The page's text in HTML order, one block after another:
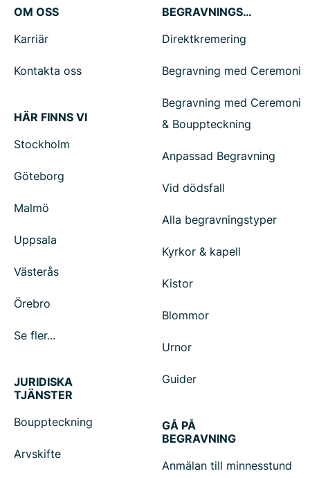
OM OSS
Karriär
Kontakta oss
HÄR FINNS VI
Stockholm
Göteborg
Malmö
Uppsala
Västerås
Örebro
Se fler...
BEGRAVNINGSTJÄNSTER
Direktkremering
Begravning med Ceremoni
Begravning med Ceremoni
& Bouppteckning
Anpassad Begravning
Vid dödsfall
Alla begravningstyper
Kyrkor & kapell
Kistor
Blommor
Urnor
Guider
JURIDISKA
TJÄNSTER
Bouppteckning
Arvskifte
GÅ PÅ
BEGRAVNING
Anmälan till minnesstund